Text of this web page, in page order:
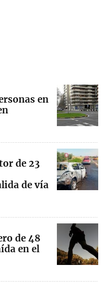
en
de 23
de vía
de 48
en el